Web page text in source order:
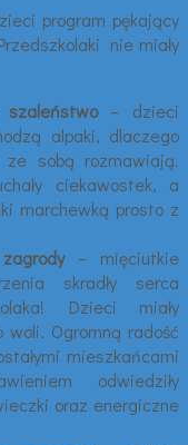
program pękający
nie miały
– dzieci
alpaki, dlaczego
sobą rozmawiają.
ciekawostek, a
marchewką prosto z
– mięciutkie
skradły serca
Dzieci miały
woli. Ogromną radość
mieszkańcami
odwiedziły
oraz energiczne